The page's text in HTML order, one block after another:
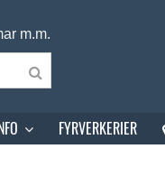
m.m.
FYRVERKERIER